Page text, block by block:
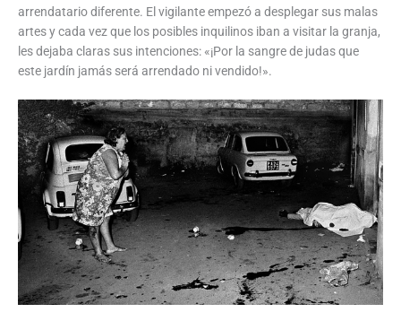
arrendatario diferente. El vigilante empezó a desplegar sus malas
artes y cada vez que los posibles inquilinos iban a visitar la granja,
les dejaba claras sus intenciones: «¡Por la sangre de judas que
este jardín jamás será arrendado ni vendido!».